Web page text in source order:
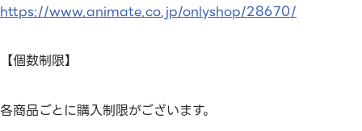
https://www.animate.co.jp/onlyshop/28670/
【個数制限】
各商品ごとに購入制限がございます。